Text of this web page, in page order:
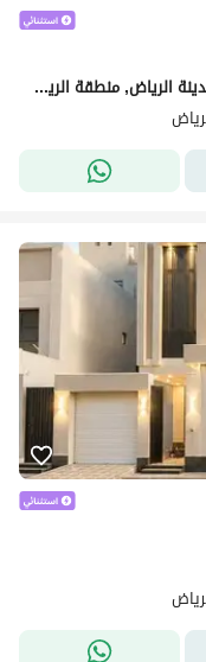
فيلا للبيع في شارع بدون اسم, حي الجنادرية, مدينة الرياض, منطقة الرياض